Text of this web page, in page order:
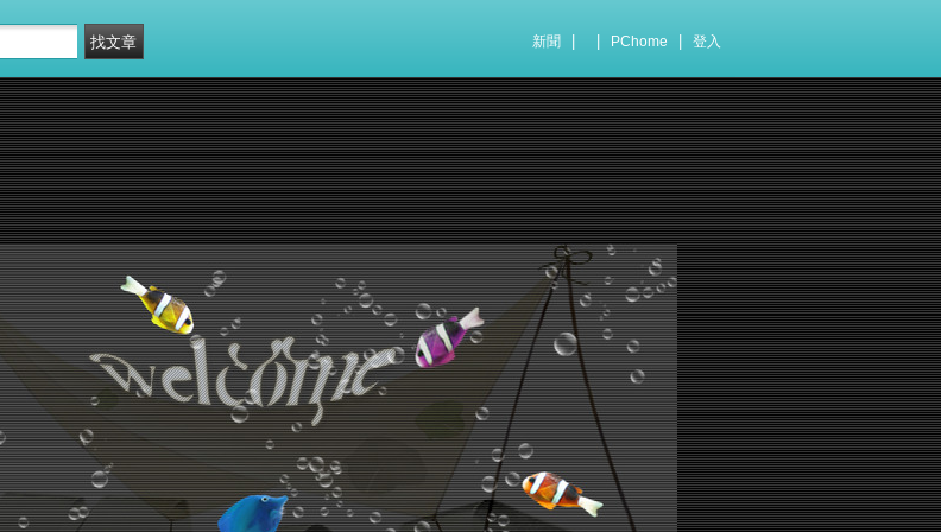
新聞 PChome 登入